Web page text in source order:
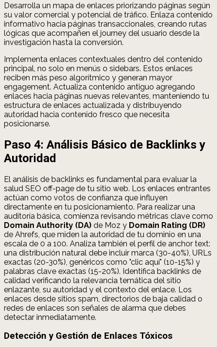
Desarrolla un mapa de enlaces priorizando páginas según
su valor comercial y potencial de tráfico. Enlaza contenido
informativo hacia páginas transaccionales, creando rutas
lógicas que acompañen el journey del usuario desde la
investigación hasta la conversión.
Implementa enlaces contextuales dentro del contenido
principal, no solo en menús o sidebars. Estos enlaces
reciben más peso algorítmico y generan mayor
engagement. Actualiza contenido antiguo agregando
enlaces hacia páginas nuevas relevantes, manteniendo tu
estructura de enlaces actualizada y distribuyendo
autoridad hacia contenido fresco que necesita
posicionarse.
Paso 4: Análisis Básico de Backlinks y
Autoridad
El análisis de backlinks es fundamental para evaluar la
salud SEO off-page de tu sitio web. Los enlaces entrantes
actúan como votos de confianza que influyen
directamente en tu posicionamiento. Para realizar una
auditoría básica, comienza revisando métricas clave como
Domain Authority (DA) de Moz y Domain Rating (DR)
de Ahrefs, que miden la autoridad de tu dominio en una
escala de 0 a 100. Analiza también el perfil de anchor text:
una distribución natural debe incluir marca (30-40%), URLs
exactas (20-30%), genéricos como "clic aquí" (10-15%) y
palabras clave exactas (15-20%). Identifica backlinks de
calidad verificando la relevancia temática del sitio
enlazante, su autoridad y el contexto del enlace. Los
enlaces desde sitios spam, directorios de baja calidad o
redes de enlaces son señales de alarma que debes
detectar inmediatamente.
Detección y Gestión de Enlaces Tóxicos